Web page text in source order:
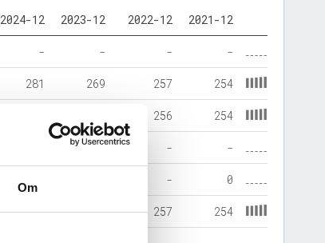
Om
2024-12 2023-12 2022-12 2021-12
- - - -
281 269 257 254
256 254
- - -
- 0
281 269 257 254